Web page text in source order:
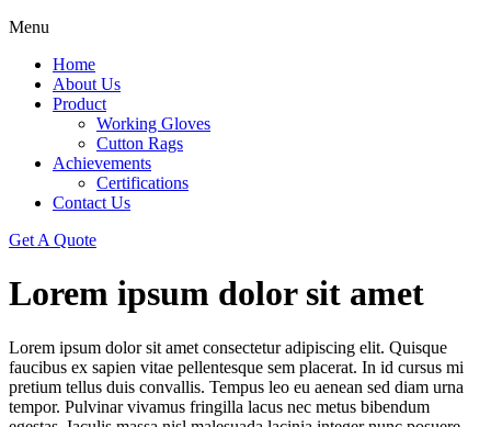
Menu
Home
About Us
Product
Working Gloves
Cutton Rags
Achievements
Certifications
Contact Us
Get A Quote
Lorem ipsum dolor sit amet
Lorem ipsum dolor sit amet consectetur adipiscing elit. Quisque
faucibus ex sapien vitae pellentesque sem placerat. In id cursus mi
pretium tellus duis convallis. Tempus leo eu aenean sed diam urna
tempor. Pulvinar vivamus fringilla lacus nec metus bibendum